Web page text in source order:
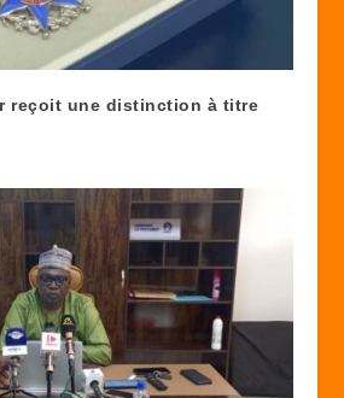
reçoit une distinction à titre